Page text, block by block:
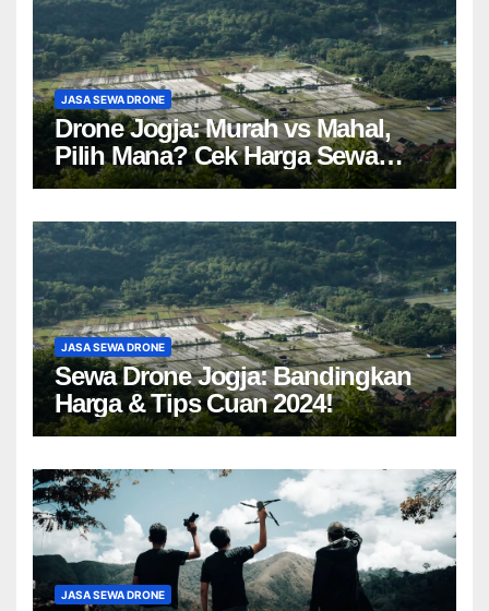
JASA SEWA DRONE
Drone Jogja: Murah vs Mahal,
Pilih Mana? Cek Harga Sewa
Drone Yogyakarta!
JASA SEWA DRONE
Sewa Drone Jogja: Bandingkan
Harga & Tips Cuan 2024!
JASA SEWA DRONE